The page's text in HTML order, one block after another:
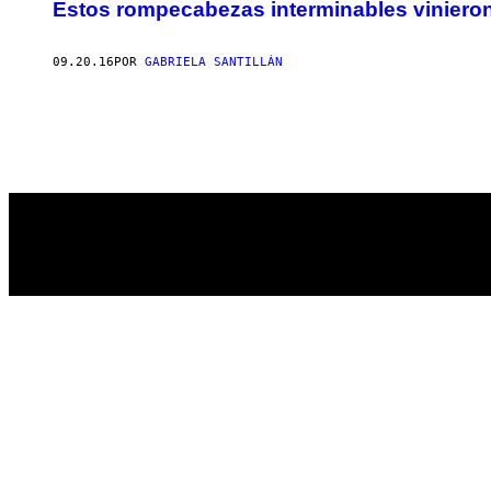
Estos rompecabezas interminables
09.20.16 POR GABRIELA SANTILLÁN